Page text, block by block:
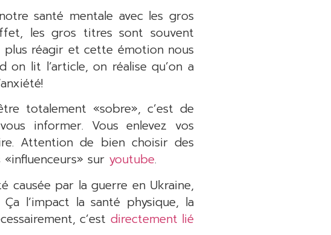
santé mentale avec les gros
les gros titres sont souvent
réagir et cette émotion nous
on lit l’article, on réalise qu’on a
totalement «sobre», c’est de
informer. Vous enlevez vos
Attention de bien choisir des
sur youtube.
causée par la guerre en Ukraine,
l’impact la santé physique, la
c’est directement lié